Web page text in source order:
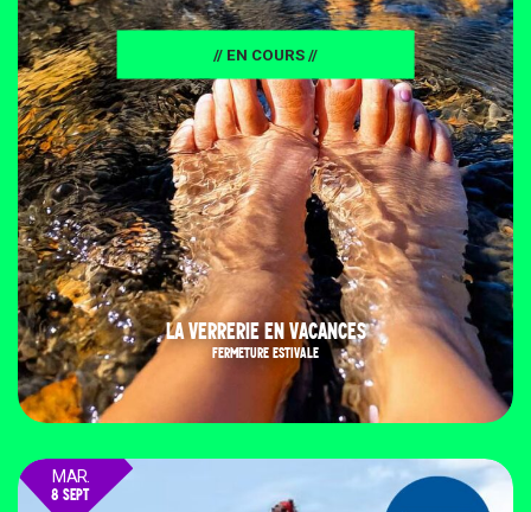
// EN COURS //
LA VERRERIE EN VACANCES
FERMETURE ESTIVALE
MAR.
8 SEPT